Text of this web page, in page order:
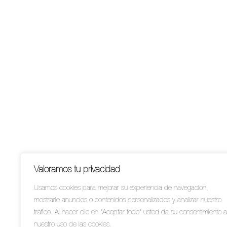
Valoramos tu privacidad
Usamos cookies para mejorar su experiencia de navegación,
mostrarle anuncios o contenidos personalizados y analizar nuestro
tráfico. Al hacer clic en “Aceptar todo” usted da su consentimiento a
nuestro uso de las cookies.